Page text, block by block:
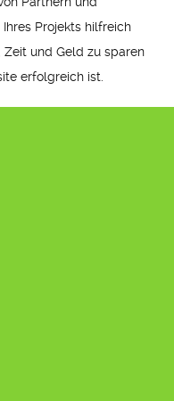
Projekts hilfreich
Zeit und Geld zu sparen
erfolgreich ist.